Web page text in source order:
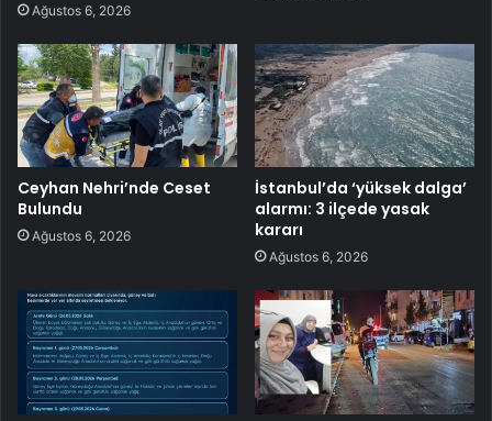
Ağustos 6, 2026
Ceyhan Nehri’nde Ceset
Bulundu
Ağustos 6, 2026
İstanbul’da ‘yüksek dalga’
alarmı: 3 ilçede yasak
kararı
Ağustos 6, 2026